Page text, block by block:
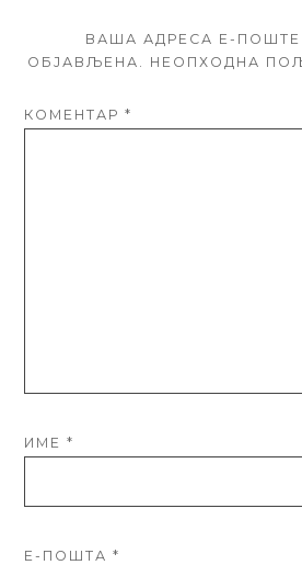
ВАША АДРЕСА Е-ПОШТЕ
ОБЈАВЉЕНА.
НЕОПХОДНА
КОМЕНТАР*
ИМЕ*
Е-ПОШТА*